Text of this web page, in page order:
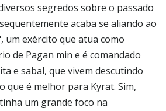
segredos sobre o passado
acaba se aliando ao
um exército que atua como
de Pagan min e é comandado
e sabal, que vivem descutindo
que é melhor para Kyrat. Sim,
um grande foco na